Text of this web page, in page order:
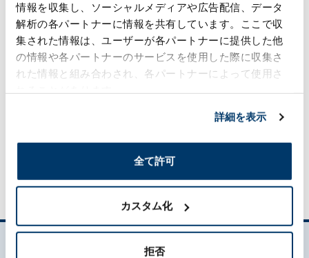
情報を収集し、ソーシャルメディアや広告配信、データ
解析の各パートナーに情報を共有しています。ここで収
集された情報は、ユーザーが各パートナーに提供した他
の情報や各パートナーのサービスを使用した際に収集さ
れた情報と組み合わされ、各パートナーによって使用さ
詳細を表示
全て許可
カスタム化
拒否
製品ラインナップ
銘柄
15kg